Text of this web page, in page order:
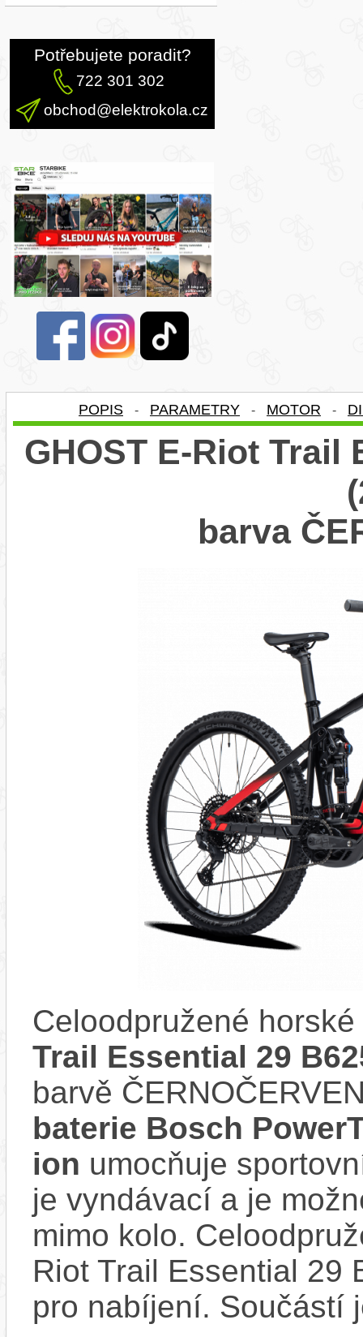
Potřebujete poradit?
722 301 302
obchod@elektrokola.cz
POPIS - PARAMETRY - MOTOR -
GHOST E-Riot Trail
barva
Celoodpružené
Trail Essential 29
barvě
baterie Bosch
ion umocňuje
je vyndávací a je
mimo kolo.
Riot Trail Essential 29
pro nabíjení. Součástí